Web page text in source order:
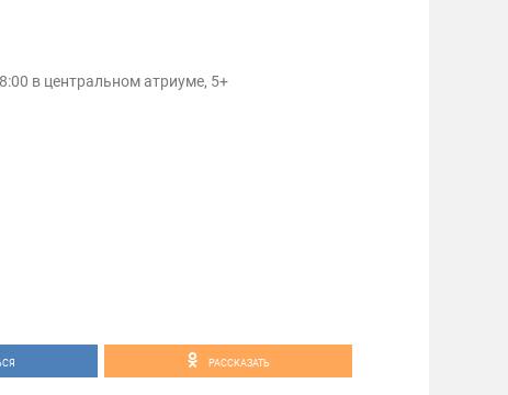
в центральном атриуме, 5+
РАССКАЗАТЬ